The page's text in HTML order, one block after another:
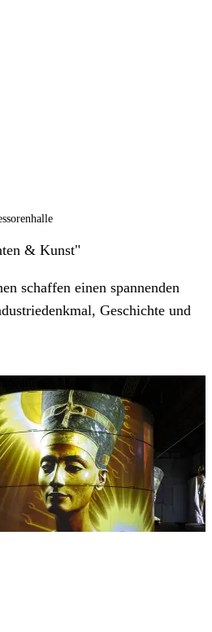
& Kunst"
schaffen einen spannenden
Geschichte und
Spiller